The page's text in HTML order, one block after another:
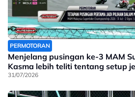
PERMOTORAN
Menjelang pusingan ke-3 MAM
Kasma lebih teliti tentang setup
31/07/2026